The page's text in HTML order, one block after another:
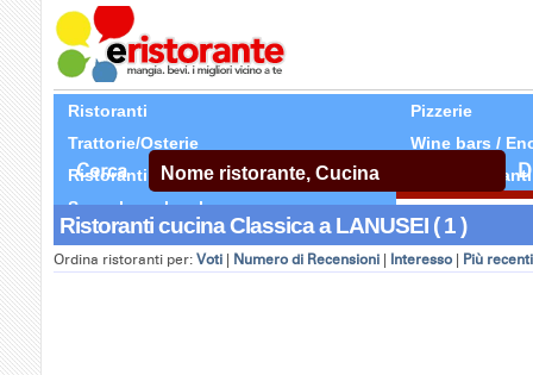
Ristoranti
Pizzerie
Trattorie/Osterie
Wine bars /
Ristoranti Etnici
Tutti Ristoranti
Segnala un locale
Cerca
Ristoranti cucina Classica a LANUSEI ( 1 )
Ordina ristoranti per: Voti Numero di Recensioni Interesso Più recenti